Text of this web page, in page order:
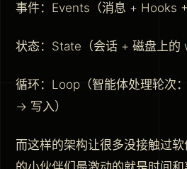
事件：Events（消息 + Hooks
状态：State（会话 + 磁盘上的
循环：Loop（智能体处理轮次
→ 写入）
而这样的架构让很多没接触过